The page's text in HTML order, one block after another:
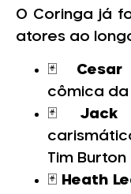
O Coringa já
atores ao
🃏 Cesar
cômica da
🃏 Jack
Tim Burton
🃏
Heath